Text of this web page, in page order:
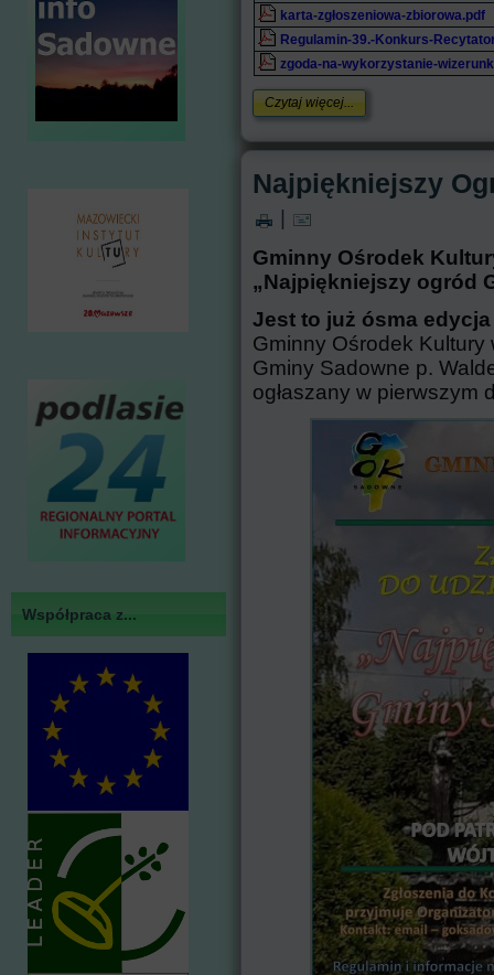
Współpraca z...
karta-zgłoszeniowa-zbiorowa.pdf
Regulamin-39.-Konkurs-
zgoda-na-wykorzystanie-
Czytaj więcej...
Najpiękniejszy
|
Gminny Ośrodek
„Najpiękniejszy ogród
Jest to już ósma
Gminny Ośrodek
Gminy Sadowne p.
ogłaszany w pierwszym